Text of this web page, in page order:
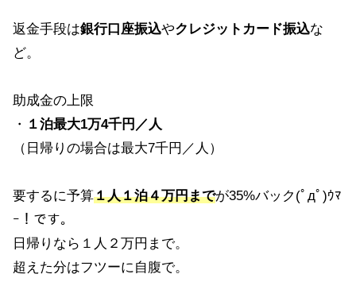
返金手段は銀行口座振込やクレジットカード振込な
ど。
助成金の上限
・ １泊最大1万4千円／人
（日帰りの場合は最大7千円／人）
要するに予算１人１泊４万円までが35%バック(ﾟдﾟ)ｳﾏ
ｰ！です。
日帰りなら１人２万円まで。
超えた分はフツーに自腹で。